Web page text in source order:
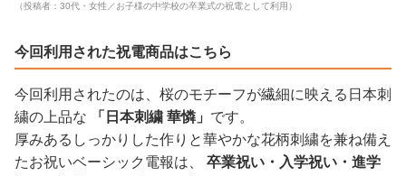
（投稿者：30代・女性／お子様の中学校の卒業式の祝電として利用）
今回利用された祝電商品はこちら
今回利用されたのは、桜のモチーフが繊細に映える日本刺
繍の上品な
「日本刺繍 華憐」 です。
厚みあるしっかりした作りと華やかな花柄刺繍を兼ね備え
たお祝いベーシック電報は、 卒業祝い・入学祝い・進学